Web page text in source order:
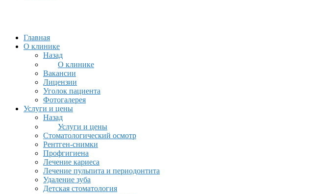
Главная
О клинике
Назад
О клинике
Вакансии
Лицензии
Уголок пациента
Фотогалерея
Услуги и цены
Назад
Услуги и цены
Стоматологический осмотр
Рентген-снимки
Профгигиена
Лечение кариеса
Лечение пульпита и периодонтита
Удаление зуба
Детская стоматология